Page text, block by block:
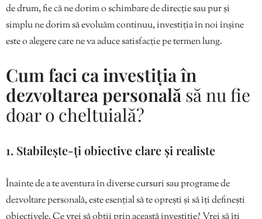
de drum, fie că ne dorim o schimbare de direcție sau pur și
simplu ne dorim să evoluăm continuu, investiția în noi înșine
este o alegere care ne va aduce satisfacție pe termen lung.
Cum faci ca investiția în
dezvoltarea personală să nu fie
doar o cheltuială?
1. Stabilește-ți obiective clare și realiste
Înainte de a te aventura în diverse cursuri sau programe de
dezvoltare personală, este esențial să te oprești și să îți definești